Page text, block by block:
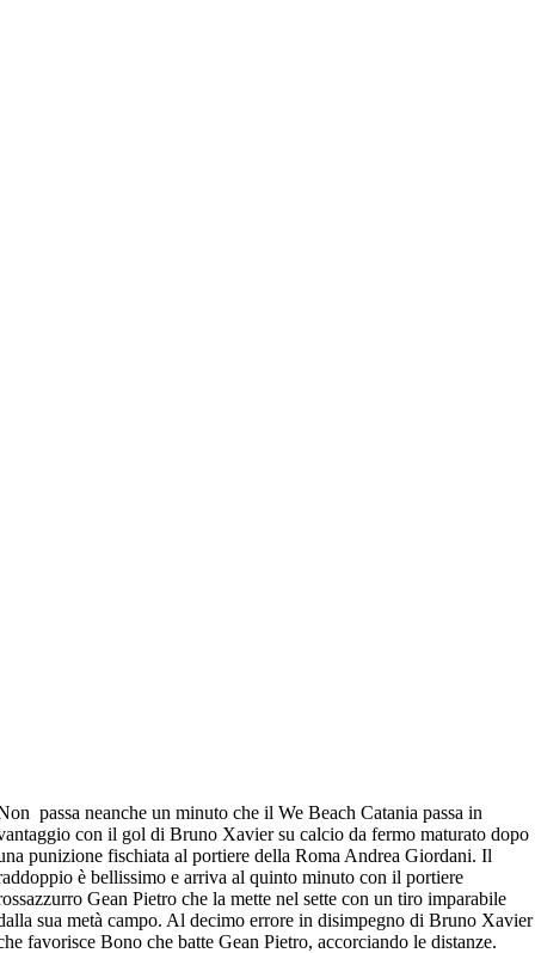
passa neanche un minuto che il We Beach Catania passa in
con il gol di Bruno Xavier su calcio da fermo maturato dopo
punizione fischiata al portiere della Roma Andrea Giordani. Il
è bellissimo e arriva al quinto minuto con il portiere
Gean Pietro che la mette nel sette con un tiro imparabile
sua metà campo. Al decimo errore in disimpegno di Bruno Xavier
favorisce Bono che batte Gean Pietro, accorciando le distanze.